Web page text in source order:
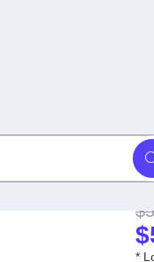
Factor: Micro Atx -
$
$
*